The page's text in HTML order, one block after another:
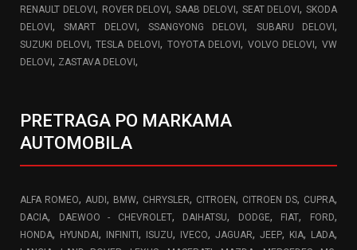
RENAULT DELOVI, ROVER DELOVI, SAAB DELOVI, SEAT DELOVI, SKODA
DELOVI,SMART DELOVI,SSANGYONG DELOVI, SUBARU DELOVI,
SUZUKI DELOVI,TESLA DELOVI, TOYOTA DELOVI, VOLVO DELOVI, VW
DELOVI, ZASTAVA DELOVI,
PRETRAGA PO MARKAMA
AUTOMOBILA
ALFA ROMEO, AUDI, BMW, CHRYSLER, CITROEN, CITROEN DS, CUPRA,
DACIA, DAEWOO - CHEVROLET, DAIHATSU, DODGE, FIAT, FORD,
HONDA, HYUNDAI, INFINITI, ISUZU, IVECO, JAGUAR, JEEP, KIA, LADA,